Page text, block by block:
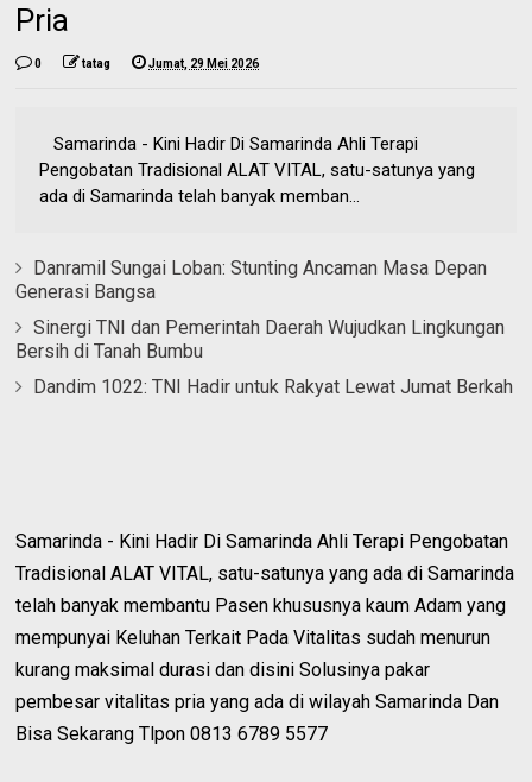
Pria
0 tatag Jumat, 29 Mei 2026
Samarinda - Kini Hadir Di Samarinda Ahli Terapi
Pengobatan Tradisional ALAT VITAL, satu-satunya yang
ada di Samarinda telah banyak memban...
Danramil Sungai Loban: Stunting Ancaman Masa Depan
Generasi Bangsa
Sinergi TNI dan Pemerintah Daerah Wujudkan Lingkungan
Bersih di Tanah Bumbu
Dandim 1022: TNI Hadir untuk Rakyat Lewat Jumat Berkah
Samarinda - Kini Hadir Di Samarinda Ahli Terapi Pengobatan
Tradisional ALAT VITAL, satu-satunya yang ada di Samarinda
telah banyak membantu Pasen khususnya kaum Adam yang
mempunyai Keluhan Terkait Pada Vitalitas sudah menurun
kurang maksimal durasi dan disini Solusinya pakar
pembesar vitalitas pria yang ada di wilayah Samarinda Dan
Bisa Sekarang Tlpon 0813 6789 5577